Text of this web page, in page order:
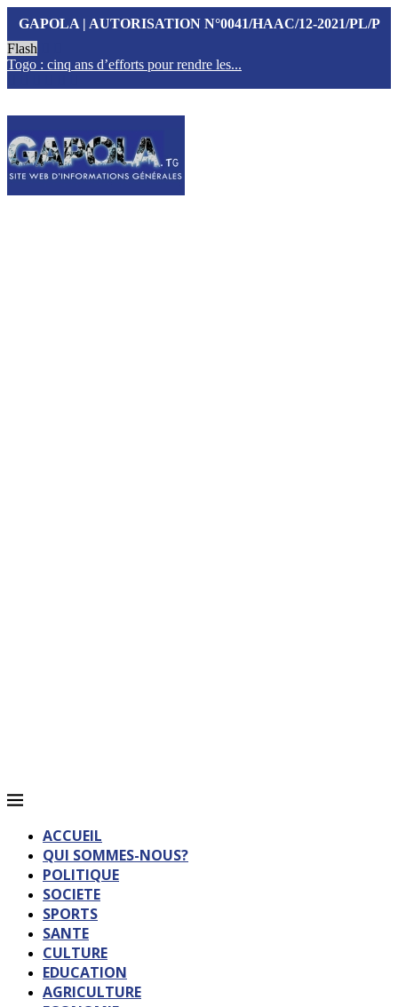
GAPOLA | AUTORISATION N°0041/HAAC/12-2021/PL/P
Flash
Togo : cinq ans d’efforts pour rendre les...
ACCUEIL
QUI SOMMES-NOUS?
POLITIQUE
SOCIETE
SPORTS
SANTE
CULTURE
EDUCATION
AGRICULTURE